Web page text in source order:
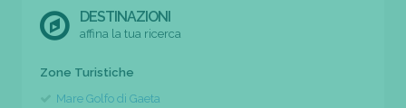
DESTINAZIONI
affina la tua ricerca
Zone Turistiche
Mare Golfo di Gaeta